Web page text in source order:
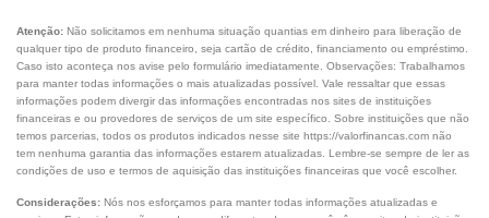
Atenção: Não solicitamos em nenhuma situação quantias em dinheiro para liberação de
qualquer tipo de produto financeiro, seja cartão de crédito, financiamento ou empréstimo.
Caso isto aconteça nos avise pelo formulário imediatamente. Observações: Trabalhamos
para manter todas informações o mais atualizadas possível. Vale ressaltar que essas
informações podem divergir das informações encontradas nos sites de instituições
financeiras e ou provedores de serviços de um site específico. Sobre instituições que não
temos parcerias, todos os produtos indicados nesse site https://valorfinancas.com não
tem nenhuma garantia das informações estarem atualizadas. Lembre-se sempre de ler as
condições de uso e termos de aquisição das instituições financeiras que você escolher.
Considerações: Nós nos esforçamos para manter todas informações atualizadas e